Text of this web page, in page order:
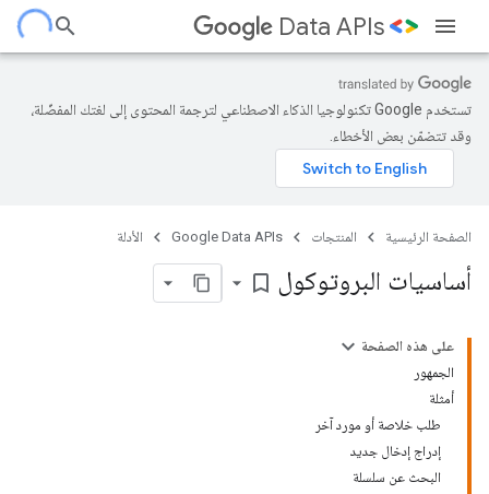
Data APIs
تستخدم Google تكنولوجيا الذكاء الاصطناعي لترجمة المحتوى إلى لغتك المفضّلة،
وقد تتضمّن بعض الأخطاء.
الصفحة الرئيسية المنتجات Google Data APIs الأدلة
أساسيات البروتوكول bookmark_border
على هذه الصفحة
الجمهور
أمثلة
طلب خلاصة أو مورد آخر
إدراج إدخال جديد
البحث عن سلسلة